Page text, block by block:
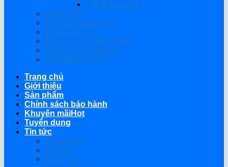
SUOER 6.2KW
Modul Wifi
Pin Lithium Lưu Trữ
Bộ Sạc Ắc Quy
Bộ Kích Nổ Ô Tô Xe Tải
BỘ LỌC ĐĨA ARKA
BỘ CHÂM PHÂN
Trang chủ
Giới thiệu
Sản phẩm
Chính sách bảo hành
Khuyến mãi
Tuyển dụng
Tin tức
Thị trường
Mẹo hay
Đánh giá